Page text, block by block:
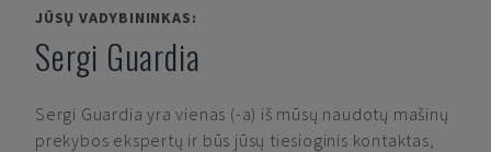
JŪSŲ VADYBININKAS:
Sergi Guardia
Sergi Guardia yra vienas (-a) iš mūsų naudotų mašinų
prekybos ekspertų ir būs jūsų tiesioginis kontaktas,